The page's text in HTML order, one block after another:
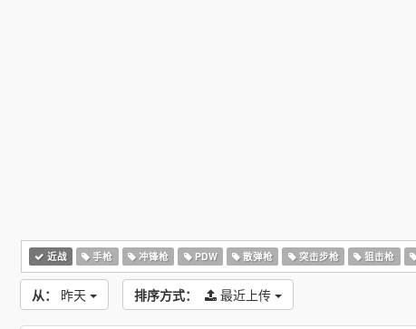
近战 手枪 冲锋枪 PDW 散弹枪 突击步枪 狙击枪
从： 昨天 排序方式： 最近上传